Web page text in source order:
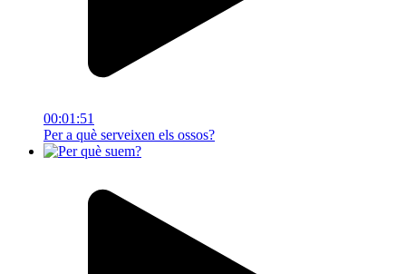
00:01:51
Per a què serveixen els ossos?